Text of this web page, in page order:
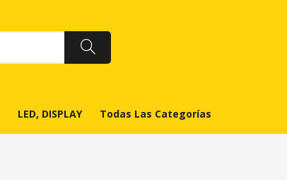
LED, DISPLAY Todas Las Categorías